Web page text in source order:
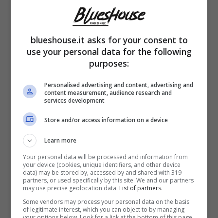
Oggi 62 anni, in merito alleorigini di Anna
si sa che è nata a Bari il 28 aprile 1961.
Ma durante l’ultima ospitata a “Domenica In”,
dopo anni la cantante ha confessato un
dettaglio sulla sua famiglia inedito:il padre
dell’artista è albanese
informazione che non era nota al grande
pubblico, mentre la madre è di Buggiano.
All’epoca della sua nascita, per via della
blueshouse.it asks for your consent to
use your personal data for the following
purposes:
Personalised advertising and content, advertising and
content measurement, audience research and
services development
Store and/or access information on a device
Learn more
Your personal data will be processed and information from
your device (cookies, unique identifiers, and other device
data) may be stored by, accessed by and shared with 319
partners, or used specifically by this site. We and our partners
may use precise geolocation data. List of partners.
Some vendors may process your personal data on the basis
of legitimate interest, which you can object to by managing